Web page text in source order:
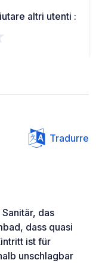
altri utenti :
Tradurre
das
dass quasi
ist für
unschlagbar